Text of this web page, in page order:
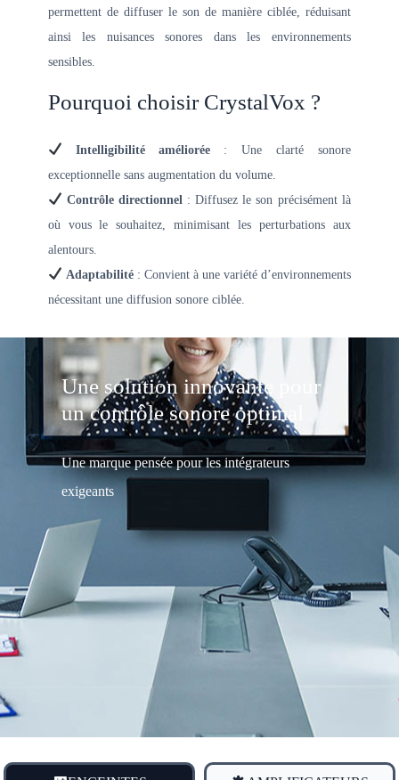
permettent de diffuser le son de manière ciblée, réduisant
ainsi les nuisances sonores dans les environnements
sensibles.
Pourquoi choisir CrystalVox ?
Intelligibilité améliorée: Une clarté sonore
exceptionnelle sans augmentation du volume.​
Contrôle directionnel : Diffusez le son précisément là
où vous le souhaitez, minimisant les perturbations aux
alentours.​
Adaptabilité: Convient à une variété d’environnements
nécessitant une diffusion sonore ciblée.
Une solution innovante pour
un contrôle sonore optimal
Une marque pensée pour les intégrateurs
exigeants